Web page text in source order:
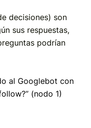
decisiones) son
sus respuestas,
podrían
al Googlebot con
(nodo 1)